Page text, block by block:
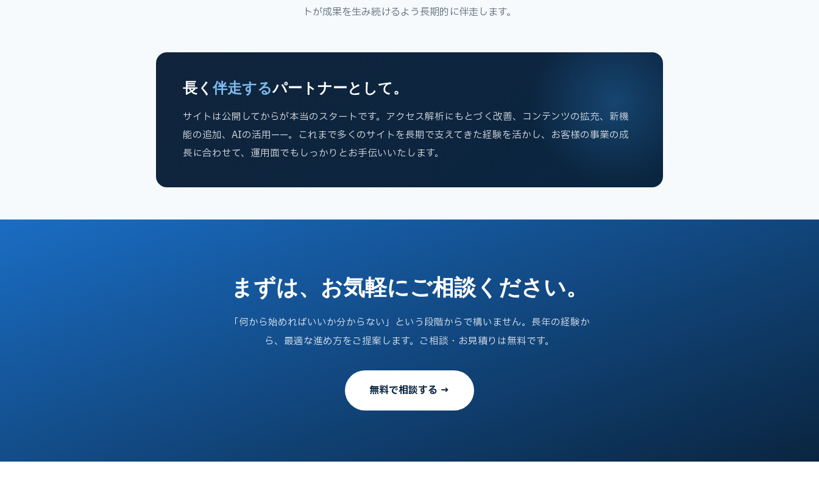
トが成果を生み続けるよう長期的に伴走します。
長く伴走するパートナーとして。
サイトは公開してからが本当のスタートです。アクセス解析にもとづく改善、コンテンツの拡充、新機
能の追加、AIの活用——。これまで多くのサイトを長期で支えてきた経験を活かし、お客様の事業の成
長に合わせて、運用面でもしっかりとお手伝いいたします。
まずは、お気軽にご相談ください。
「何から始めればいいか分からない」という段階からで構いません。長年の経験か
ら、最適な進め方をご提案します。ご相談・お見積りは無料です。
無料で相談する →